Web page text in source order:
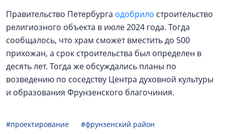
Правительство Петербурга одобрило строительство
религиозного объекта в июле 2024 года. Тогда
сообщалось, что храм сможет вместить до 500
прихожан, а срок строительства был определен в
десять лет. Тогда же обсуждались планы по
возведению по соседству Центра духовной культуры
и образования Фрунзенского благочиния.
#проектирование
#фрунзенский район